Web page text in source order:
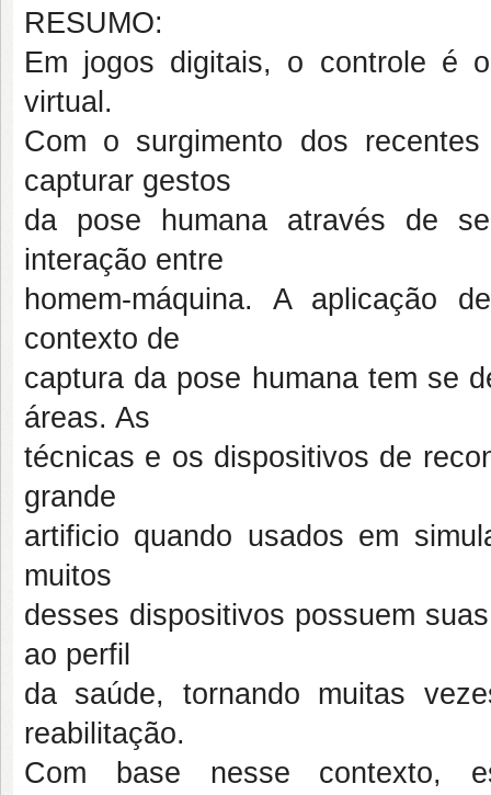
RESUMO:
Em jogos digitais, o controle é
virtual.
Com o surgimento dos
capturar gestos
da pose humana através de
interação entre
homem-máquina. A aplicação
contexto de
captura da pose humana tem se
áreas. As
técnicas e os dispositivos de
grande
artificio quando usados em
muitos
desses dispositivos possuem
ao perfil
da saúde, tornando muitas
reabilitação.
Com base nesse contexto,